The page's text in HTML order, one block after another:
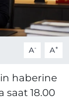
A- A+
haberine
saat 18.00